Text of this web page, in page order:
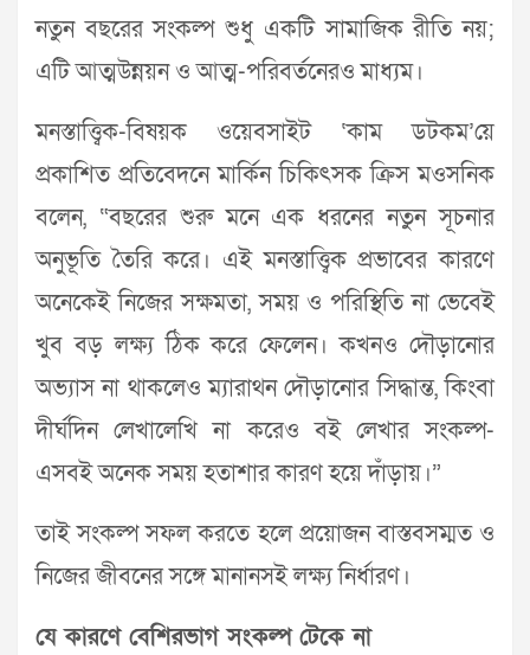
নতুন বছরের সংকল্প শুধু একটি সামাজিক রীতি নয়;
এটি আত্মউন্নয়ন ও আত্ম-পরিবর্তনেরও মাধ্যম।
মনস্তাত্ত্বিক-বিষয়ক ওয়েবসাইট ‘কাম ডটকম’য়ে
প্রকাশিত প্রতিবেদনে মার্কিন চিকিৎসক ক্রিস মওসনিক
বলেন, “বছরের শুরু মনে এক ধরনের নতুন সূচনার
অনুভূতি তৈরি করে। এই মনস্তাত্ত্বিক প্রভাবের কারণে
অনেকেই নিজের সক্ষমতা, সময় ও পরিস্থিতি না ভেবেই
খুব বড় লক্ষ্য ঠিক করে ফেলেন। কখনও দৌড়ানোর
অভ্যাস না থাকলেও ম্যারাথন দৌড়ানোর সিদ্ধান্ত, কিংবা
দীর্ঘদিন লেখালেখি না করেও বই লেখার সংকল্প-
এসবই অনেক সময় হতাশার কারণ হয়ে দাঁড়ায়।”
তাই সংকল্প সফল করতে হলে প্রয়োজন বাস্তবসম্মত ও
নিজের জীবনের সঙ্গে মানানসই লক্ষ্য নির্ধারণ।
যে কারণে বেশিরভাগ সংকল্প টেকে না